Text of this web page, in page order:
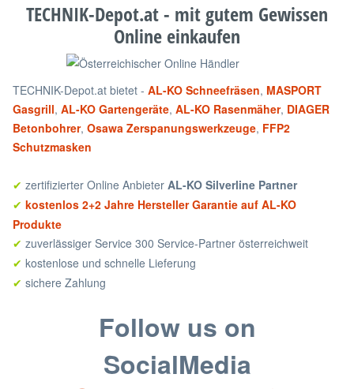
TECHNIK-Depot.at - mit gutem Gewissen
Online einkaufen
TECHNIK-Depot.at bietet - AL-KO Schneefräsen, MASPORT
Gasgrill, AL-KO Gartengeräte, AL-KO Rasenmäher, DIAGER
Betonbohrer, Osawa Zerspanungswerkzeuge, FFP2
Schutzmasken
✔ zertifizierter Online Anbieter AL-KO Silverline Partner
✔ kostenlos 2+2 Jahre Hersteller Garantie auf AL-KO
Produkte
✔ zuverlässiger Service 300 Service-Partner österreichweit
✔ kostenlose und schnelle Lieferung
✔ sichere Zahlung
Follow us on
SocialMedia